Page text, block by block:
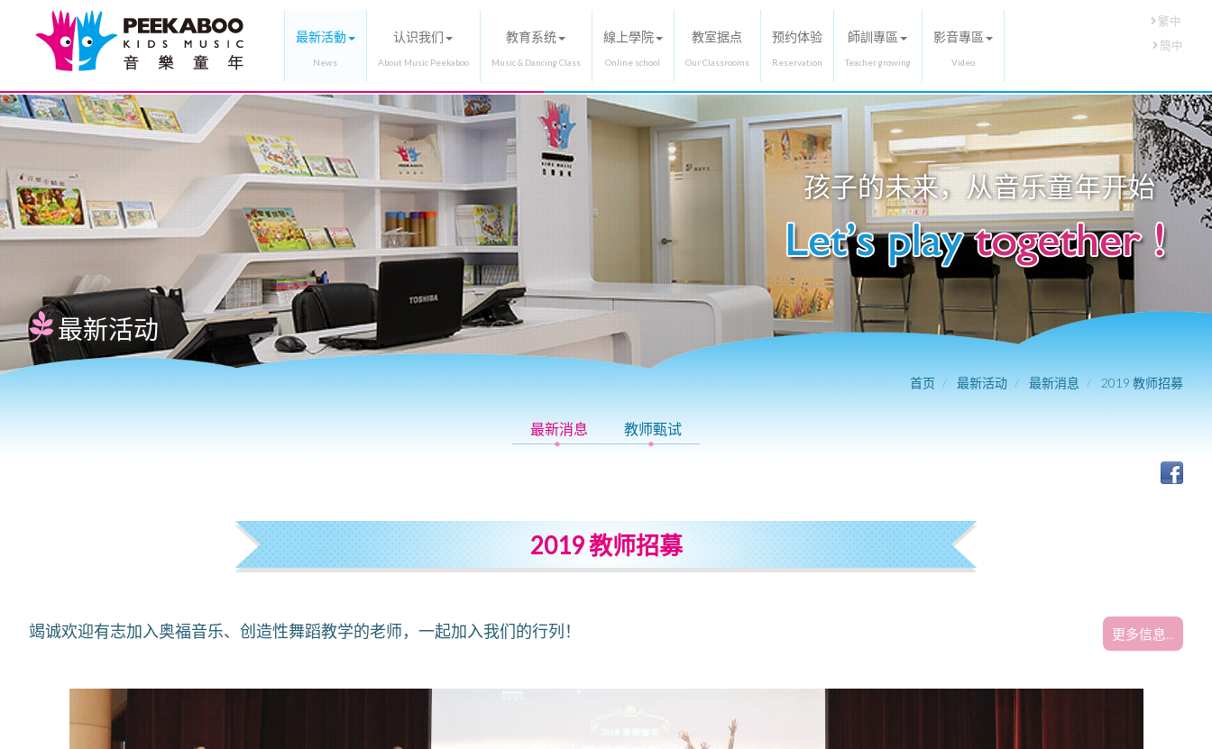
繁中
簡中
最新活動 认识我们 教育系统 線上學院 教室据点 预约体验 師訓專區 影音專區
孩子的未来，从音乐童年开始
首页 最新活动 最新消息 2019 教师招募
最新活动
最新消息 教师甄试
2019 教师招募
竭诚欢迎有志加入奥福音乐、创造性舞蹈教学的老师，一起加入我们的行列！ 更多信息...